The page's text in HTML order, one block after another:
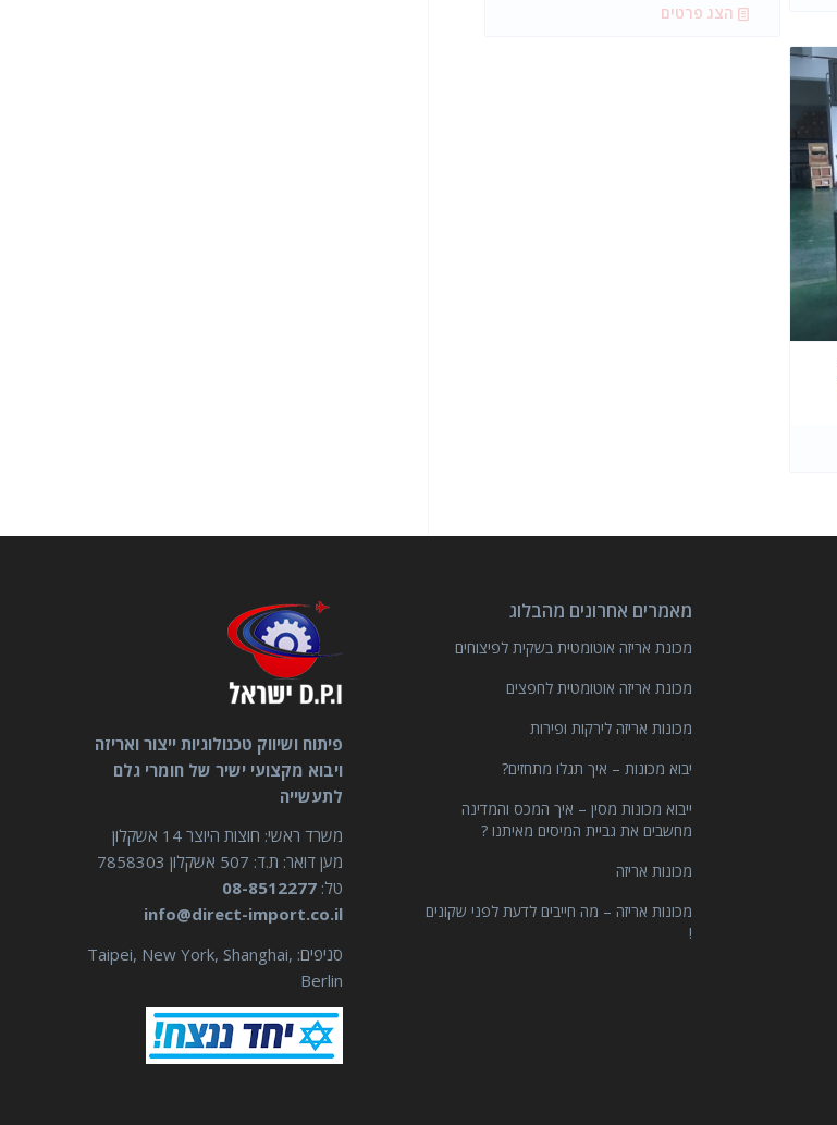
הצג פרטים
מאמרים אחרונים מהבלוג
מכונת אריזה אוטומטית בשקית לפיצוחים
מכונת אריזה אוטומטית לחפצים
מכונות אריזה לירקות ופירות
יבוא מכונות – איך תגלו מתחזים?
ייבוא מכונות מסין – איך המכס והמדינה
מחשבים את גביית המיסים מאיתנו ?
מכונות אריזה
מכונות אריזה – מה חייבים לדעת לפני שקונים
!
פיתוח ושיווק טכנולוגיות ייצור ואריזה
ויבוא מקצועי ישיר של חומרי גלם
לתעשייה
משרד ראשי: חוצות היוצר 14 אשקלון
מען דואר: ת.ד: 507 אשקלון 7858303
טל: 08-8512277
info@direct-import.co.il
סניפים: Taipei, New York, Shanghai,
Berlin